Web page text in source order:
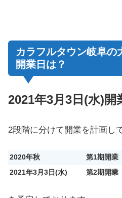
カラフルタウン岐阜の
開業日は？
2021年3月3日(水)開
2段階に分けて開業を計画し
2020年秋
第1期開業
2021年3月3日(水)
第2期開業